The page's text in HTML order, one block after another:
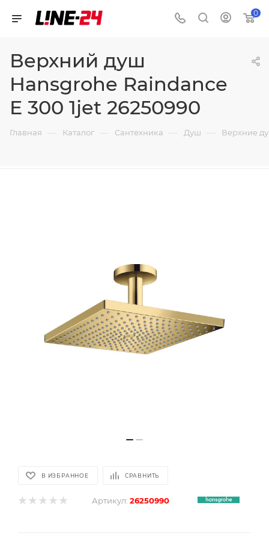
0
Верхний душ
Hansgrohe Raindance
E 300 1jet 26250990
Главная — Каталог — Сантехника — Душ — Верхние
В ИЗБРАННОЕ СРАВНИТЬ
Артикул: 26250990